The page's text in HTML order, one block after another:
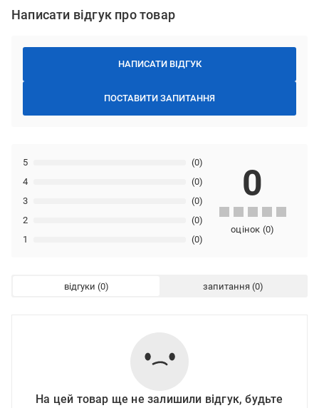
Написати відгук про товар
НАПИСАТИ ВІДГУК
ПОСТАВИТИ ЗАПИТАННЯ
1 (0)
2 (0)
3 (0)
4 (0)
5 (0)
0
оцінок (0)
відгуки запитання
На цей товар ще не залишили відгук, будьте